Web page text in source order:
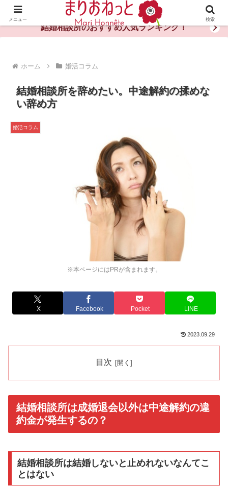
婚活や出会いの体験談・評判・秘訣がわかる情報サイト
結婚相談所のおすすめ人気ランキング！
ホーム 婚活コラム
結婚相談所を辞めたい。中途解約の揉めな
い辞め方
※本ページにはPRが含まれます。
婚活コラム
X Facebook Pocket LINE
2023.09.29
目次
結婚相談所は成婚退会以外は中途解約の違
約金が発生するの？
結婚相談所は結婚しないと止めれないなんてこ
とはない
メニュー 検索